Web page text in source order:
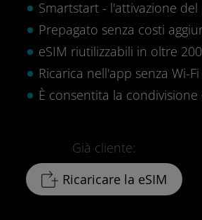
Smartstart - l'attivazione
Prepagato senza costi
eSIM riutilizzabili in oltre
Ricarica nell'app senza Wi-
È consentita la condivisione
Già cliente:
Ricaricare la eSIM